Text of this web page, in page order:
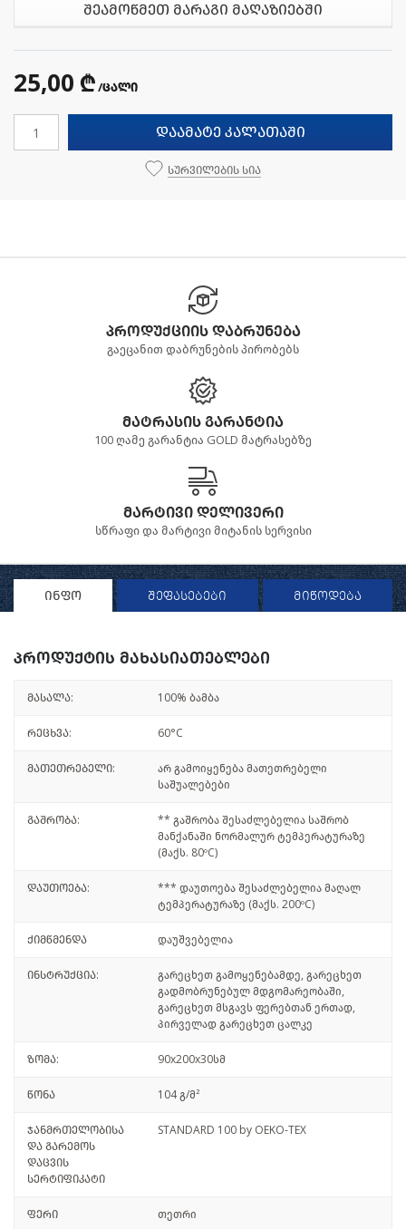
შეამოწმეთ მარაგი მაღაზიებში
25,00 ₾ /ცალი
დაამატე კალათაში
სურვილების სია
პროდუქციის დაბრუნება
გაეცანით დაბრუნების პირობებს
მატრასის გარანტია
100 ღამე გარანტია GOLD მატრასებზე
მარტივი დელივერი
სწრაფი და მარტივი მიტანის სერვისი
ინფო შეფასებები მიწოდება
პროდუქტის მახასიათებლები
მასალა: 100% ბამბა
რეცხვა: 60°C
მათეთრებელი:
არ გამოიყენება მათეთრებელი
საშუალებები
გაშრობა:
** გაშრობა შესაძლებელია საშრობ
მანქანაში ნორმალურ ტემპერატურაზე
(მაქს. 80ºC)
დაუთოება:
*** დაუთოება შესაძლებელია მაღალ
ტემპერატურაზე (მაქს. 200ºC)
ქიმწმენდა დაუშვებელია
ინსტრუქცია:
გარეცხეთ გამოყენებამდე, გარეცხეთ
გადმობრუნებულ მდგომარეობაში,
გარეცხეთ მსგავს ფერებთან ერთად,
პირველად გარეცხეთ ცალკე
ზომა: 90x200x30სმ
წონა 104 გ/მ²
ჯანმრთელობისა
და გარემოს
დაცვის
სერტიფიკატი
STANDARD 100 by OEKO-TEX
ფერი თეთრი